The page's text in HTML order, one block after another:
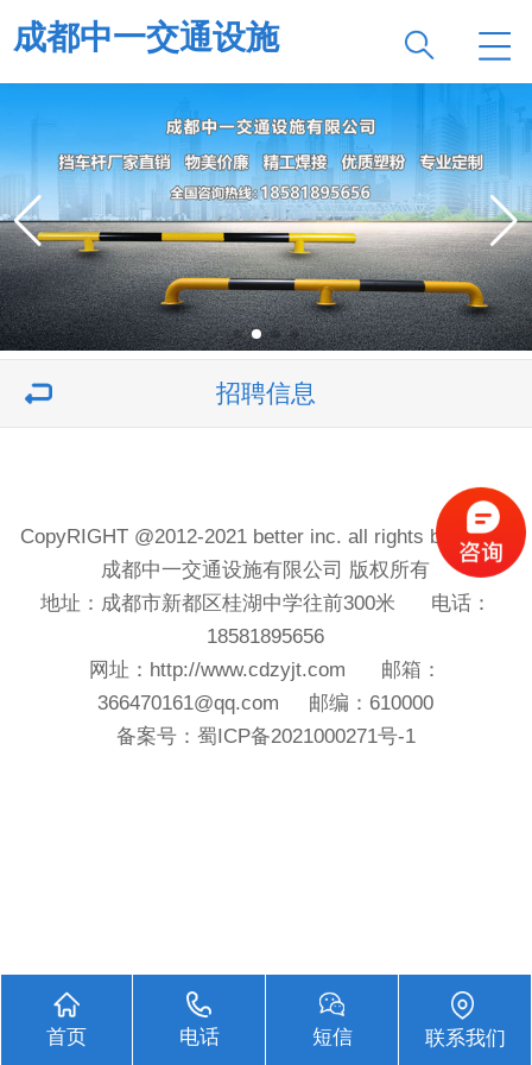
成都中一交通设施
招聘信息
CopyRIGHT @2012-2021 better inc. all rights beserved
成都中一交通设施有限公司 版权所有
地址：成都市新都区桂湖中学往前300米 电话：
18581895656
网址： http://www.cdzyjt.com 邮箱：
366470161@qq.com 邮编：610000
备案号： 蜀ICP备2021000271号-1
首页 电话 短信 联系我们